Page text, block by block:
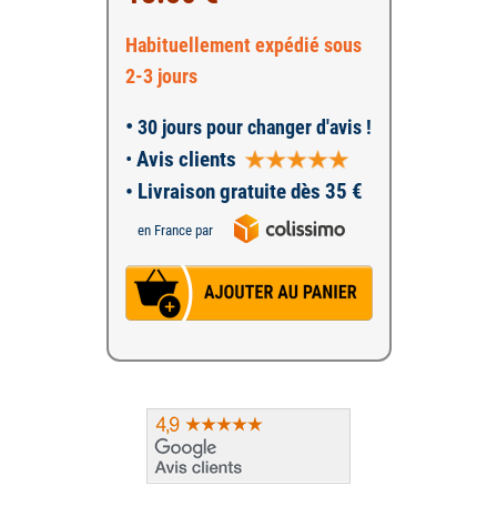
Habituellement expédié sous
2-3 jours
• 30 jours pour changer d'avis !
• Avis clients
• Livraison gratuite dès 35 €
en France par